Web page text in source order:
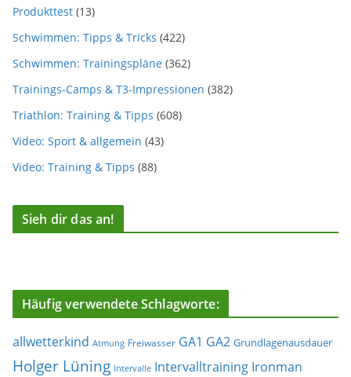
Produkttest (13)
Schwimmen: Tipps & Tricks (422)
Schwimmen: Trainingspläne (362)
Trainings-Camps & T3-Impressionen (382)
Triathlon: Training & Tipps (608)
Video: Sport & allgemein (43)
Video: Training & Tipps (88)
Sieh dir das an!
Häufig verwendete Schlagworte:
allwetterkind Atmung Freiwasser GA1 GA2 Grundlagenausdauer
Holger Lüning Intervalle Intervalltraining Ironman